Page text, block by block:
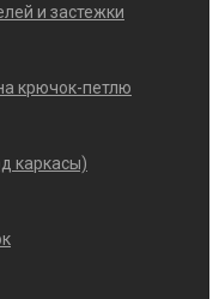
и застежки
крючок-петлю
каркасы)